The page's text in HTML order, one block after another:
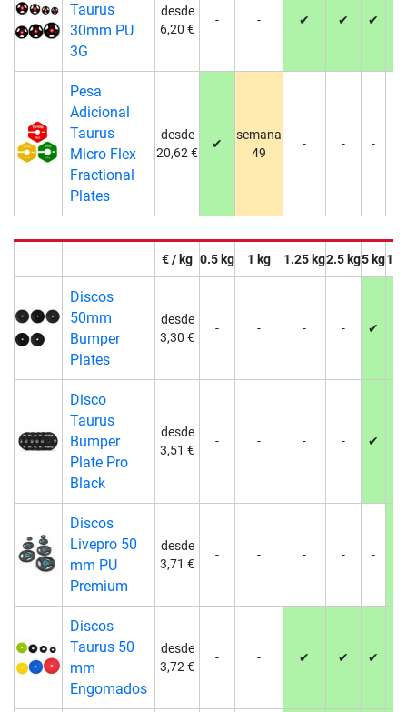
Taurus
30mm PU
3G
desde
6,20 €
- - ✔ ✔ ✔
Pesa
Adicional
Taurus
Micro Flex
Fractional
Plates
desde
20,62 €
✔
semana
49
- - -
€ / kg 0.5 kg 1 kg 1.25 kg2.5 kg5 kg10
Discos
50mm
Bumper
Plates
desde
3,30 €
- - - - ✔
Disco
Taurus
Bumper
Plate Pro
Black
desde
3,51 €
- - - - ✔
Discos
Livepro 50
mm PU
Premium
desde
3,71 €
- - - - -
Discos
Taurus 50
mm
Engomados
desde
3,72 €
- - ✔ ✔ ✔